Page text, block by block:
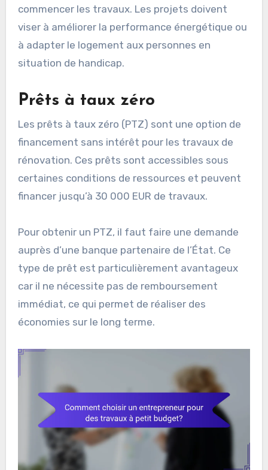
commencer les travaux. Les projets doivent
viser à améliorer la performance énergétique ou
à adapter le logement aux personnes en
situation de handicap.
Prêts à taux zéro
Les prêts à taux zéro (PTZ) sont une option de
financement sans intérêt pour les travaux de
rénovation. Ces prêts sont accessibles sous
certaines conditions de ressources et peuvent
financer jusqu’à 30 000 EUR de travaux.
Pour obtenir un PTZ, il faut faire une demande
auprès d’une banque partenaire de l’État. Ce
type de prêt est particulièrement avantageux
car il ne nécessite pas de remboursement
immédiat, ce qui permet de réaliser des
économies sur le long terme.